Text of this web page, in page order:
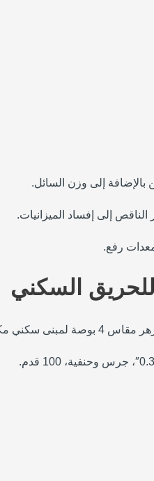
إلى وزن السائل.
إلى إفساد الميزانيات.
للحريق السكني
12 وحدة سكنية.